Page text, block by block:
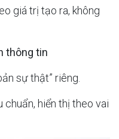
giá trị tạo ra, không
thông tin
sự thật” riêng.
chuẩn, hiển thị theo vai